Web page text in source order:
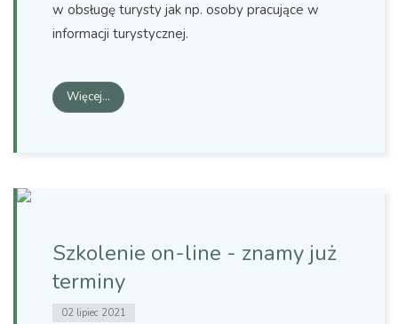
w obsługę turysty jak np. osoby pracujące w
informacji turystycznej.
Więcej…
Szkolenie on-line - znamy już
terminy
02 lipiec 2021